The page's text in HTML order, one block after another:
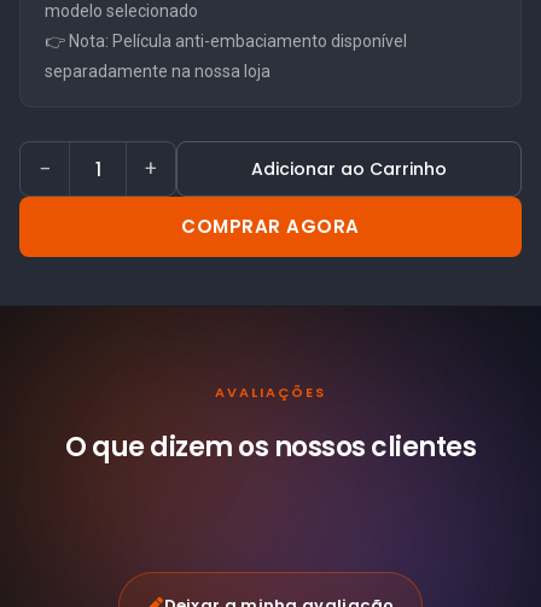
modelo selecionado
👉 Nota: Película anti-embaciamento disponível
separadamente na nossa loja
− + Adicionar ao Carrinho
COMPRAR AGORA
AVALIAÇÕES
O que dizem os nossosclientes